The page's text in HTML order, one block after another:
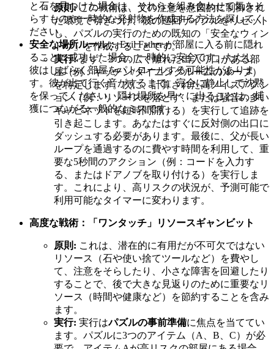
と石を見つけた場合は、それらを組み合わせて気をそ
らすものや一時的な発射物を作成する方法を探してく
ださい。
安全な場所ルール：Evil Father が部屋に入る前に隠れ
ることに成功した場合、一時的に安全です。ただし、
彼はしばらく部屋をパトロールする可能性がありま
す。彼が出て行く音がするまで、完全に静止して沈黙
を保ってください。隠れ場所を早々に出ることは、捕
獲につながる一般的なミスです。
原則:この戦術は、父の注意を意図的に制御され
た環境で引きつけ、彼の巡回サイクルをリセット
し、パズルの実行のための既知の「安全なウィン
ドウ」を作成することです。
実行:まず、2つの広く離れた出入り口がある部
屋（例：キッチン/ダイニングルームのループ）
を特定します。次に、計算された高ノイズアクシ
ョン（例：リソースを落とす、または騒音の多い
キャビネットを短時間開ける）を実行して追跡を
引き起こします。あなたはすぐに反対側の出口に
ダッシュする必要があります。最後に、父が長い
ループを通過するのに費やす時間を利用して、重
要な5秒間のアクション（例：コードを入力す
る、またはドアノブを取り付ける）を実行しま
す。これにより、高リスクの状況が、予測可能で
利用可能なタイマーに変わります。
高度な戦術：「ワンタッチ」リソースギャンビット
原則: これは、潜在的に有用だが不可欠ではない
リソース（石や使い捨てツールなど）を費やし
て、注意をそらしたり、小さな障害を回避したり
することで、後で大きな見返りのために重要なリ
ソース（時間や健康など）を節約することを含み
ます。
実行: 実行はパズルの事前準備に焦点を当ててい
ます。パズルに3つのアイテム（A、B、C）が必